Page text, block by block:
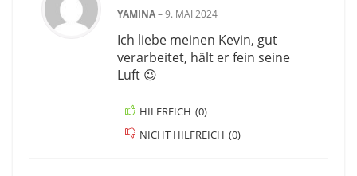
YAMINA–9. MAI 2024
Ich liebe meinen Kevin, gut
verarbeitet, hält er fein seine
Luft 😉
HILFREICH (0)
NICHT HILFREICH (0)